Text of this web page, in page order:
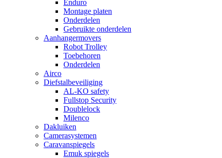
Enduro
Montage platen
Onderdelen
Gebruikte onderdelen
Aanhangermovers
Robot Trolley
Toebehoren
Onderdelen
Airco
Diefstalbeveiliging
AL-KO safety
Fullstop Security
Doublelock
Milenco
Dakluiken
Camerasystemen
Caravanspiegels
Emuk spiegels